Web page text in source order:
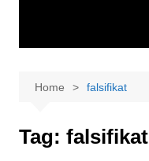
Home falsifikat
Tag: falsifikat